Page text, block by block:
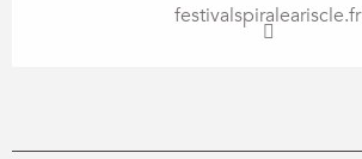
festivalspiraleariscle.fr